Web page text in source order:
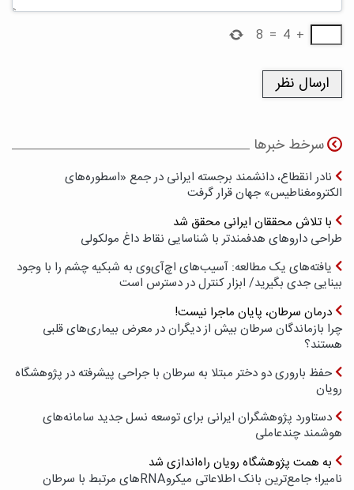
+
4
=
8
سرخط خبرها
نادر انقطاع، دانشمند برجسته ایرانی در جمع «اسطوره‌های
الکترومغناطیس» جهان قرار گرفت
با تلاش محققان ایرانی محقق شد
طراحی داروهای هدفمندتر با شناسایی نقاط داغ مولکولی
یافته‌های یک مطالعه: آسیب‌های اچ‌آی‌وی به شبکیه چشم را با وجود
بینایی جدی بگیرید/ ابزار کنترل در دسترس است
درمان سرطان، پایان ماجرا نیست!
چرا بازماندگان سرطان بیش از دیگران در معرض بیماری‌های قلبی
هستند؟
حفظ باروری دو دختر مبتلا به سرطان با جراحی پیشرفته در پژوهشگاه
رویان
دستاورد پژوهشگران ایرانی برای توسعه نسل جدید سامانه‌های
هوشمند چندعاملی
به همت پژوهشگاه رویان راه‌اندازی شد
نامیرا؛ جامع‌ترین بانک اطلاعاتی میکروRNAهای مرتبط با سرطان